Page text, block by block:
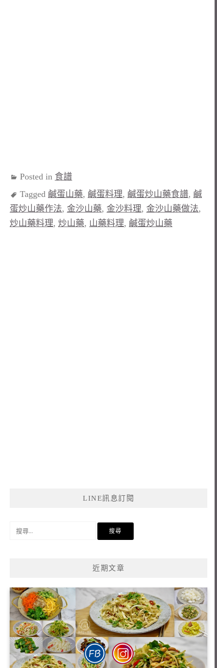
Posted in 食譜
Tagged 鹹蛋山藥, 鹹蛋料理, 鹹蛋炒山藥食譜, 鹹
蛋炒山藥作法, 金沙山藥, 金沙料理, 金沙山藥做法,
炒山藥料理, 炒山藥, 山藥料理, 鹹蛋炒山藥
LINE訊息訂閱
近期文章